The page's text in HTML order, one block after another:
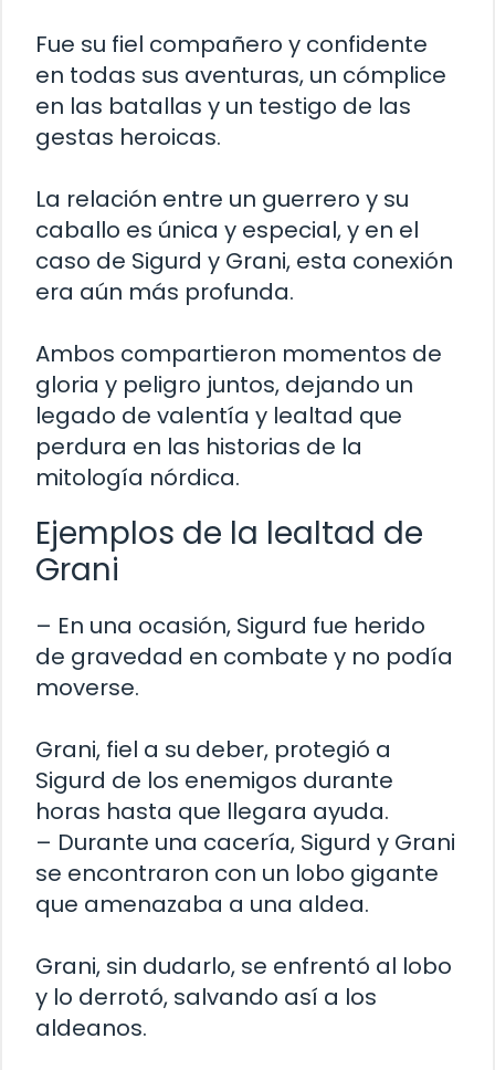
Fue su fiel compañero y confidente
en todas sus aventuras, un cómplice
en las batallas y un testigo de las
gestas heroicas.
La relación entre un guerrero y su
caballo es única y especial, y en el
caso de Sigurd y Grani, esta conexión
era aún más profunda.
Ambos compartieron momentos de
gloria y peligro juntos, dejando un
legado de valentía y lealtad que
perdura en las historias de la
mitología nórdica.
Ejemplos de la lealtad de
Grani
– En una ocasión, Sigurd fue herido
de gravedad en combate y no podía
moverse.
Grani, fiel a su deber, protegió a
Sigurd de los enemigos durante
horas hasta que llegara ayuda.
– Durante una cacería, Sigurd y Grani
se encontraron con un lobo gigante
que amenazaba a una aldea.
Grani, sin dudarlo, se enfrentó al lobo
y lo derrotó, salvando así a los
aldeanos.